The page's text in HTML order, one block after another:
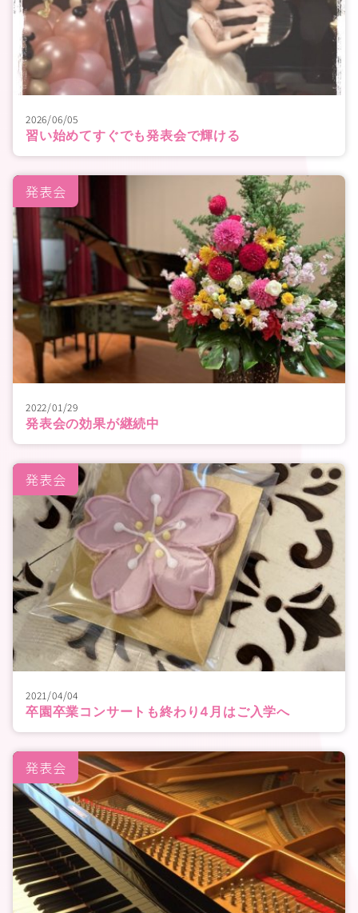
2026/06/05
習い始めてすぐでも発表会で輝ける
2022/01/29
発表会の効果が継続中
発表会
2021/04/04
卒園卒業コンサートも終わり4月はご入学へ
発表会
発表会